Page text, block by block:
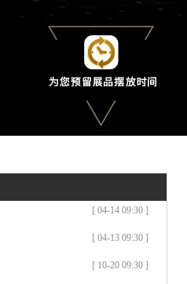
[ 04-14 09:30 ]
[ 04-13 09:30 ]
[ 10-20 09:30 ]